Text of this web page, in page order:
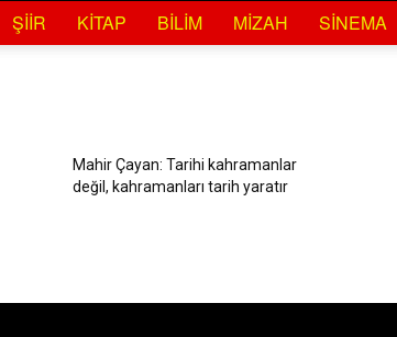
ŞIIR KITAP BILIM MIZAH SINEMA
Mahir Çayan: Tarihi kahramanlar
değil, kahramanları tarih yaratır